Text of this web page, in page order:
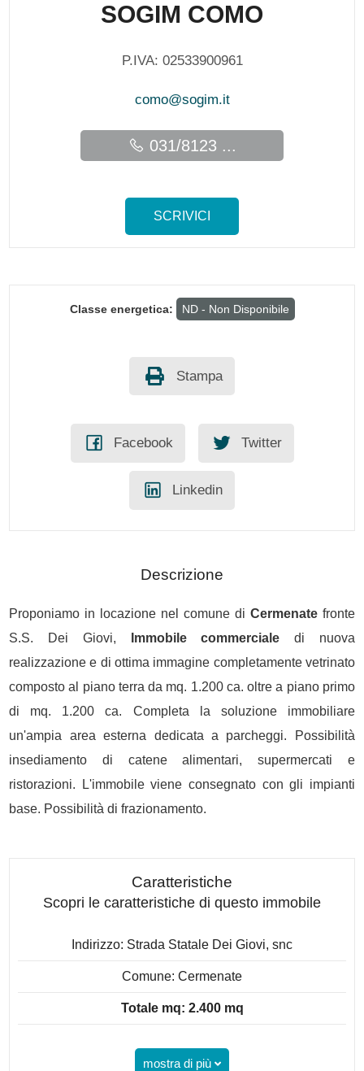
SOGIM COMO
P.IVA: 02533900961
como@sogim.it
031/8123 ...
SCRIVICI
Classe energetica: ND - Non Disponibile
Stampa
Facebook Twitter
Linkedin
Descrizione
Proponiamo in locazione nel comune di Cermenatefronte
S.S. Dei Giovi,
Immobile commerciale di nuova
realizzazione e di ottima immagine completamente vetrinato
composto al piano terra da mq. 1.200 ca. oltre a piano primo
di mq. 1.200 ca. Completa la soluzione immobiliare
un'ampia area esterna dedicata a parcheggi. Possibilità
insediamento di catene alimentari, supermercati e
ristorazioni. L'immobile viene consegnato con gli impianti
base. Possibilità di frazionamento.
Caratteristiche
Scopri le caratteristiche di questo immobile
Indirizzo: Strada Statale Dei Giovi, snc
Comune: Cermenate
Totale mq: 2.400 mq
mostra di più